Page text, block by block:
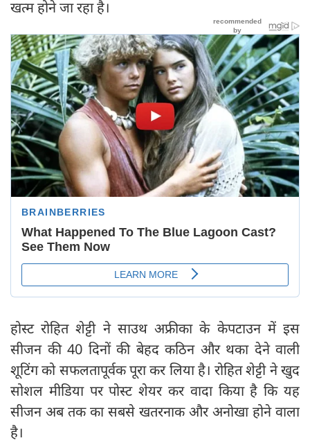
खत्म होने जा रहा है।
होस्ट रोहित शेट्टी ने साउथ अफ्रीका के केपटाउन में इस
सीजन की 40 दिनों की बेहद कठिन और थका देने वाली
शूटिंग को सफलतापूर्वक पूरा कर लिया है। रोहित शेट्टी ने खुद
सोशल मीडिया पर पोस्ट शेयर कर वादा किया है कि यह
सीजन अब तक का सबसे खतरनाक और अनोखा होने वाला
है।